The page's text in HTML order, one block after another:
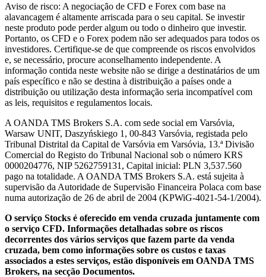
Aviso de risco: A negociação de CFD e Forex com base na
alavancagem é altamente arriscada para o seu capital. Se investir
neste produto pode perder algum ou todo o dinheiro que investir.
Portanto, os CFD e o Forex podem não ser adequados para todos os
investidores. Certifique-se de que compreende os riscos envolvidos
e, se necessário, procure aconselhamento independente. A
informação contida neste website não se dirige a destinatários de um
país específico e não se destina à distribuição a países onde a
distribuição ou utilização desta informação seria incompatível com
as leis, requisitos e regulamentos locais.
A OANDA TMS Brokers S.A. com sede social em Varsóvia,
Warsaw UNIT, Daszyńskiego 1, 00-843 Varsóvia, registada pelo
Tribunal Distrital da Capital de Varsóvia em Varsóvia, 13.ª Divisão
Comercial do Registo do Tribunal Nacional sob o número KRS
0000204776, NIP 5262759131, Capital inicial: PLN 3,537.560
pago na totalidade. A OANDA TMS Brokers S.A. está sujeita à
supervisão da Autoridade de Supervisão Financeira Polaca com base
numa autorização de 26 de abril de 2004 (KPWiG-4021-54-1/2004).
O serviço Stocks é oferecido em venda cruzada juntamente com
o serviço CFD. Informações detalhadas sobre os riscos
decorrentes dos vários serviços que fazem parte da venda
cruzada, bem como informações sobre os custos e taxas
associados a estes serviços, estão disponíveis em OANDA TMS
Brokers, na secção Documentos.